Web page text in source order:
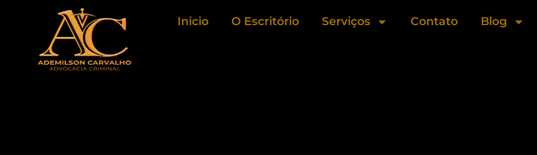
conteúdo
Inicio O Escritório Serviços Contato Blog